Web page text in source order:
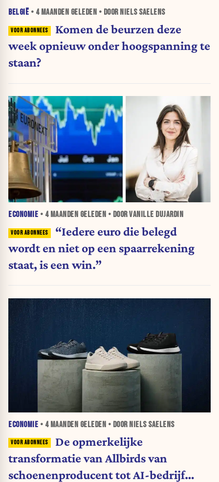
BELGIË • 4 MAANDEN GELEDEN • DOOR NIELS SAELENS
Komen de beurzen deze
week opnieuw onder hoogspanning te
staan?
ECONOMIE • 4 MAANDEN GELEDEN • DOOR VANILLE DUJARDIN
“Iedere euro die belegd
wordt en niet op een spaarrekening
staat, is een win.”
ECONOMIE • 4 MAANDEN GELEDEN • DOOR NIELS SAELENS
De opmerkelijke
transformatie van Allbirds van
schoenenproducent tot AI-bedrijf